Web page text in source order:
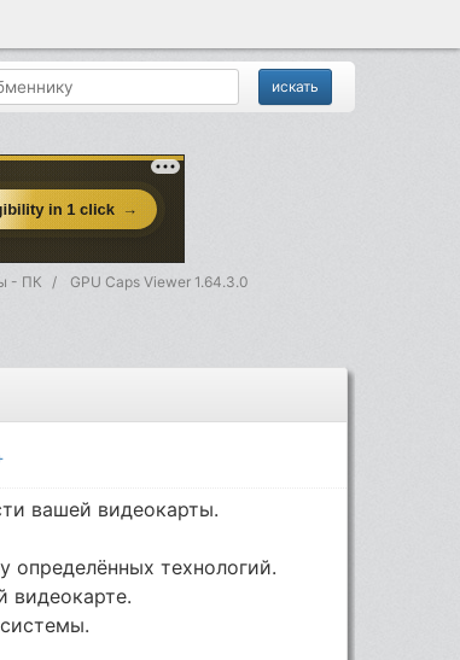
- ПК GPU Caps Viewer 1.64.3.0
вашей видеокарты.
определённых технологий.